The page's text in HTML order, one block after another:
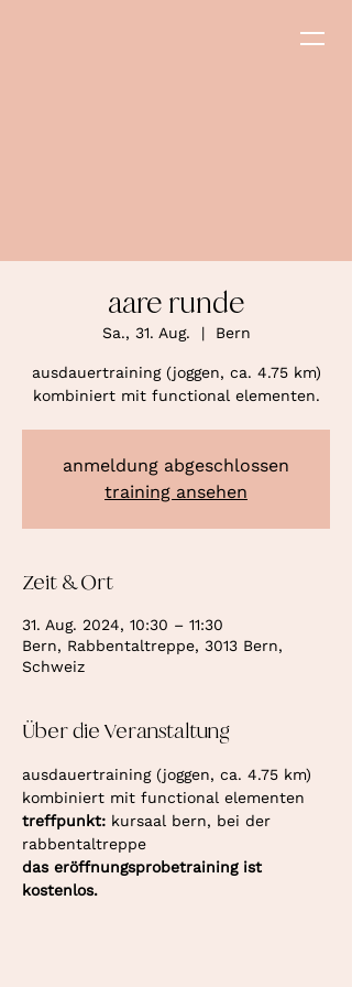
aare runde
Sa., 31. Aug.
  |
Bern
ausdauertraining (joggen, ca. 4.75 km)
kombiniert mit functional elementen.
anmeldung abgeschlossen
training ansehen
Zeit & Ort
31. Aug. 2024, 10:30 – 11:30
Bern, Rabbentaltreppe, 3013 Bern,
Schweiz
Über die Veranstaltung
ausdauertraining (joggen, ca. 4.75 km)
kombiniert mit functional elementen
treffpunkt: kursaal bern, bei der
rabbentaltreppe
das eröffnungsprobetraining ist
kostenlos.